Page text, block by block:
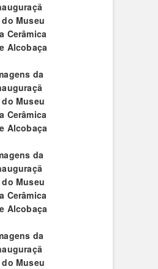
Museu
Cerâmica
Alcobaça
da
Museu
Cerâmica
Alcobaça
da
Museu
Cerâmica
Alcobaça
da
Museu